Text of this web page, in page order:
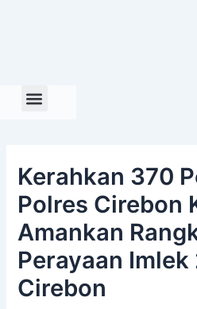
Kerahkan 370
Polres Cirebon
Amankan
Perayaan
Cirebon